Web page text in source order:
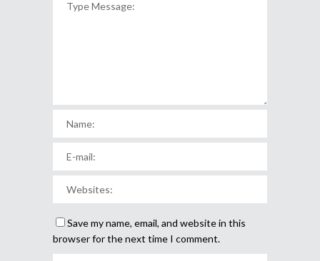
Save my name, email, and website in this
browser for the next time I comment.